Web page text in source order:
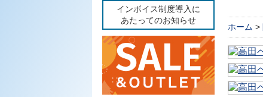
インボイス制度導入に
あたってのお知らせ
ホーム >